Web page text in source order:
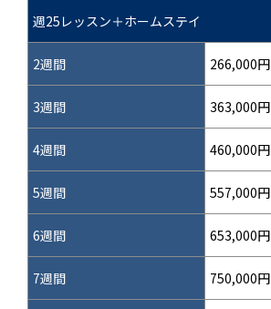
週25レッスン＋ホームステイ
2週間 266,000円
3週間 363,000円
4週間 460,000円
5週間 557,000円
6週間 653,000円
7週間 750,000円